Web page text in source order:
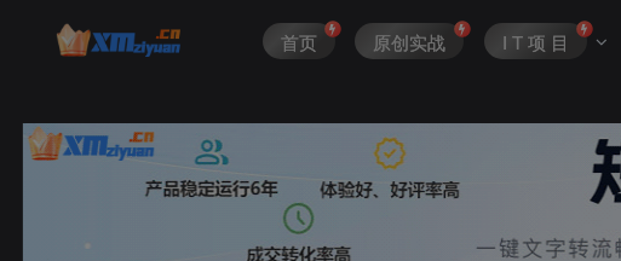
首页 原创实战 I T 项 目